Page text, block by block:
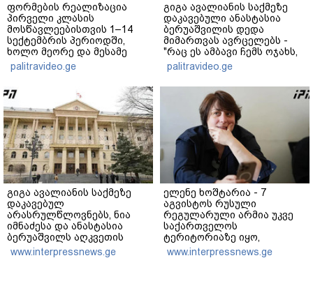
ფორმების რეალიზაცია
პირველი კლასის
მოსწავლეებისთვის 1–14
სექტემბრის პერიოდში,
ხოლო მეორე და მესამე
ეტაპებზე...
palitravideo.ge
გიგა ავალიანის საქმეზე
დაკავებული ანასტასია
ბერუაშვილის დედა
მიმართვას ავრცელებს -
"რაც ეს ამბავი ჩემს ოჯახს,
ჩემს ანასტასიას გადახდა
თავს, მის მერე მე მე არ
ვარ"
palitravideo.ge
გიგა ავალიანის საქმეზე
დაკავებულ
არასრულწლოვნებს, ნია
იმნაძესა და ანასტასია
ბერუაშვილს აღკვეთის
ღონისძიების სახით
პატიმრობა შეეფარდათ
www.interpressnews.ge
ელენე ხოშტარია - 7
აგვისტოს რუსული
რეგულარული არმია უკვე
საქართველოს
ტერიტორიაზე იყო,
გვქონდა მსხვერპლი - ვერც
რუსები და ვერც ქართველი
www.interpressnews.ge